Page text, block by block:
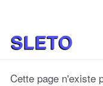
Cette page n'existe